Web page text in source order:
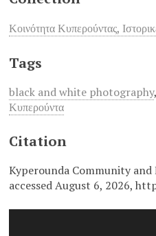
Κοινότητα Κυπερούντας,
Tags
black and white photography,
Κυπερούντα
Citation
Kyperounda Community and
accessed August 6, 2026,